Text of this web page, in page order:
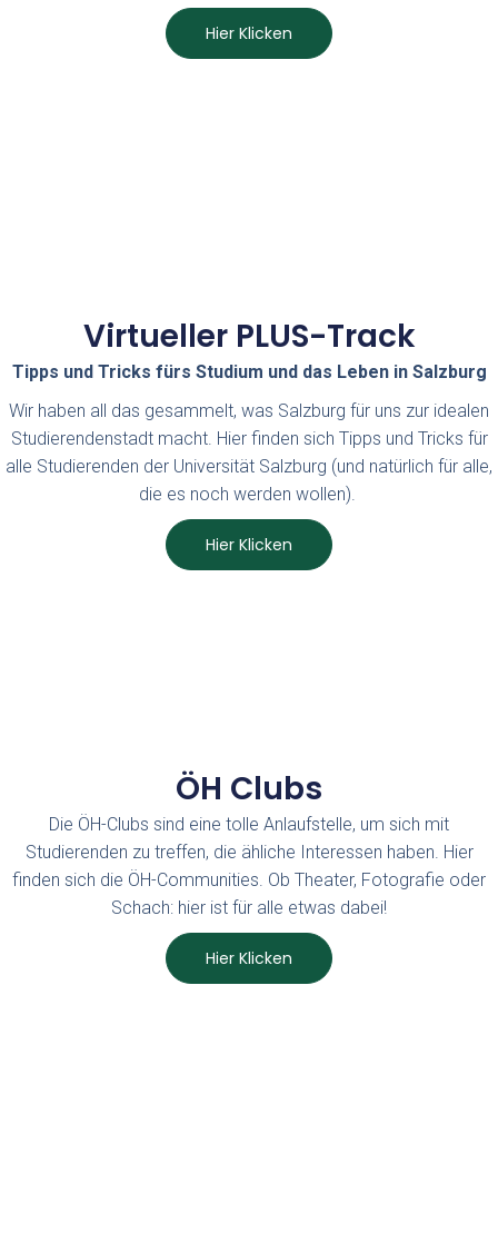
Hier Klicken
Virtueller PLUS-Track
Tipps und Tricks fürs Studium und das Leben in Salzburg
Wir haben all das gesammelt, was Salzburg für uns zur idealen
Studierendenstadt macht. Hier finden sich Tipps und Tricks für
alle Studierenden der Universität Salzburg (und natürlich für alle,
die es noch werden wollen).
Hier Klicken
ÖH Clubs
Die ÖH-Clubs sind eine tolle Anlaufstelle, um sich mit
Studierenden zu treffen, die ähliche Interessen haben. Hier
finden sich die ÖH-Communities. Ob Theater, Fotografie oder
Schach: hier ist für alle etwas dabei!
Hier Klicken